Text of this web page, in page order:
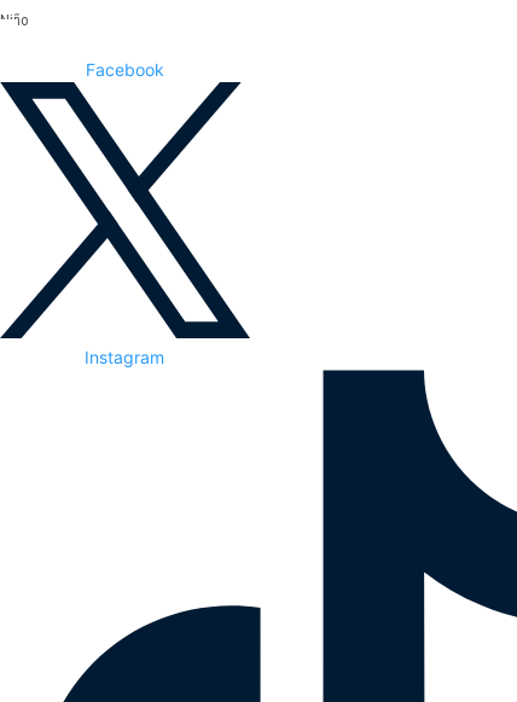
Niño
Facebook
Instagram